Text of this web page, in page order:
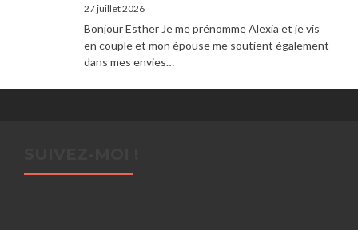
27 juillet 2026
Bonjour Esther Je me prénomme Alexia et je vis
en couple et mon épouse me soutient également
dans mes envies…